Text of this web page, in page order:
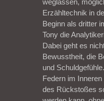
weglassen,
Erzähltechnik in
Beginn als dritter
Tony die
Dabei geht es
Bewusstheit, die
und
Federn im
des Rückstoßes